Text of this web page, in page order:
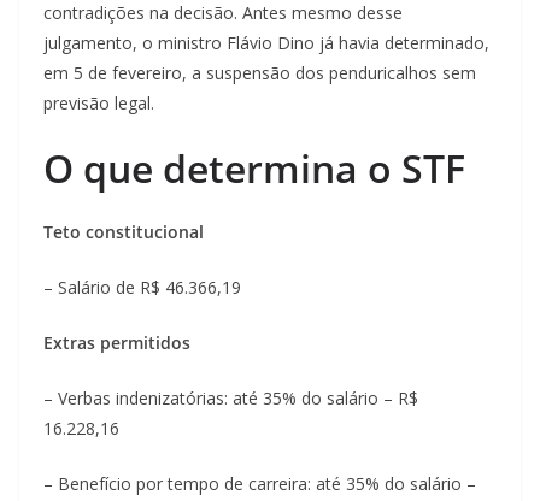
contradições na decisão. Antes mesmo desse
julgamento, o ministro Flávio Dino já havia determinado,
em 5 de fevereiro, a suspensão dos penduricalhos sem
previsão legal.
O que determina o STF
Teto constitucional
– Salário de R$ 46.366,19
Extras permitidos
– Verbas indenizatórias: até 35% do salário – R$
16.228,16
– Benefício por tempo de carreira: até 35% do salário –